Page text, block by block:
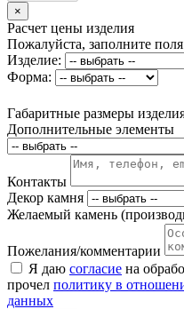
×
Расчет цены изделия
Пожалуйста, заполните
Изделие:
Форма:
Габаритные размеры
Дополнительные элементы
Контакты
Декор камня
Желаемый камень
Пожелания/комментарии
Я даю согласие на
прочел политику в
данных